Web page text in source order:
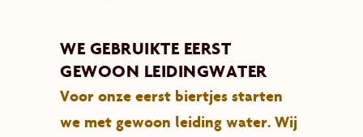
WE GEBRUIKTE EERST
GEWOON LEIDINGWATER
Voor onze eerst biertjes starten
we met gewoon leiding water. Wij